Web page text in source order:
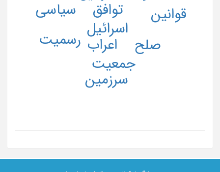
اسرائیل
اعراب
توافق
جمعیت
رسمیت
سرزمین
سیاسی
صلح
قوانین